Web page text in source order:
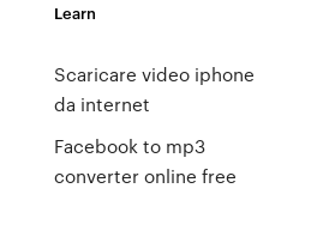
Learn
Scaricare video iphone
da internet
Facebook to mp3
converter online free